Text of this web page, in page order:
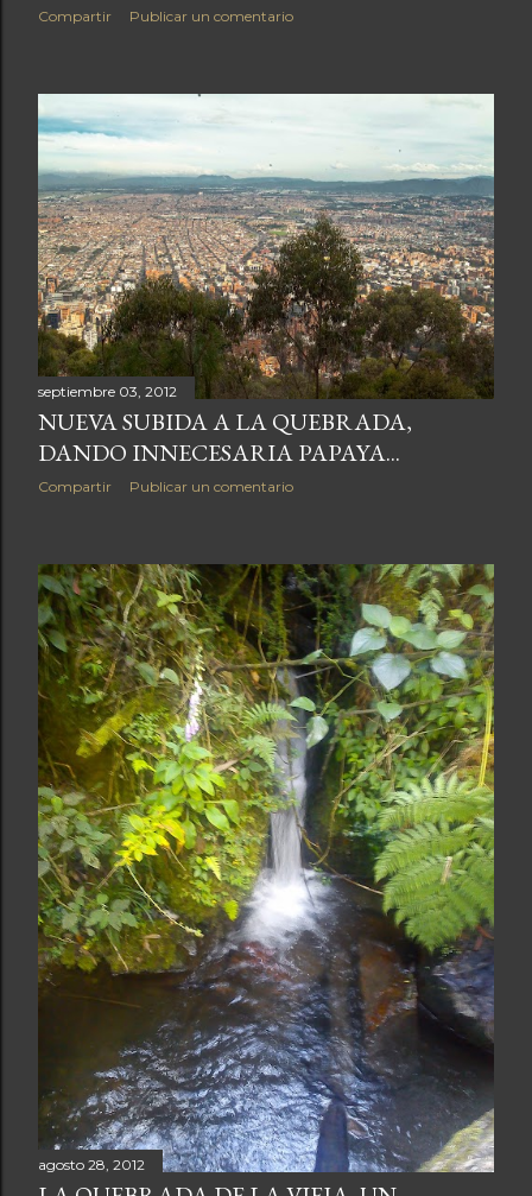
Compartir Publicar un comentario
septiembre 03, 2012
NUEVA SUBIDA A LA QUEBRADA,
DANDO INNECESARIA PAPAYA...
Compartir Publicar un comentario
agosto 28, 2012